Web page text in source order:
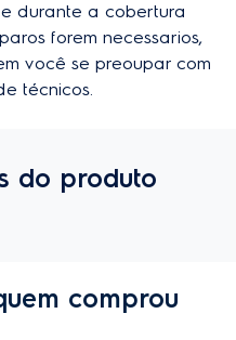
durante a cobertura
forem necessarios,
você se preoupar com
técnicos.
do produto
comprou